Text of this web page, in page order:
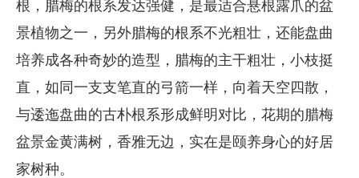
根，腊梅的根系发达强健，是最适合悬根露爪的盆
景植物之一，另外腊梅的根系不光粗壮，还能盘曲
培养成各种奇妙的造型，腊梅的主干粗壮，小枝挺
直，如同一支支笔直的弓箭一样，向着天空四散，
与逶迤盘曲的古朴根系形成鲜明对比，花期的腊梅
盆景金黄满树，香雅无边，实在是颐养身心的好居
家树种。